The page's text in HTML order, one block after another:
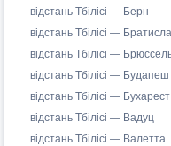
відстань Тбілісі — Берн
відстань Тбілісі —
відстань Тбілісі —
відстань Тбілісі —
відстань Тбілісі — Бухарест
відстань Тбілісі — Вадуц
відстань Тбілісі — Валетта